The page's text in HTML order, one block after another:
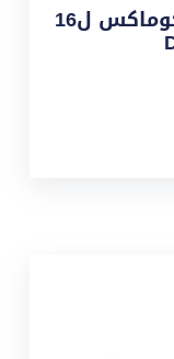
كاميرا بوابة 1/3″ ملونة من كوماكس ل16